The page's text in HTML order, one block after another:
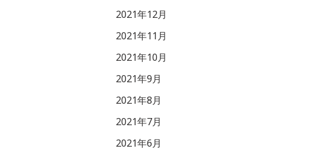
2021年12月
2021年11月
2021年10月
2021年9月
2021年8月
2021年7月
2021年6月